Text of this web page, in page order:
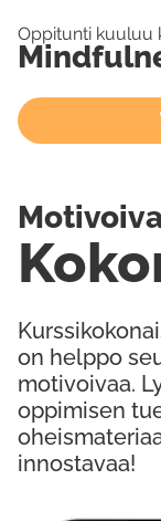
Oppitunti kuuluu
on helppo
motivoivaa.
oppimisen
innostavaa!